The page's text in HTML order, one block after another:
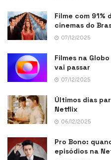
Filme com 91%
cinemas do
07/12/2025
Filmes na
vai passar
07/12/2025
Últimos dias
Netflix
06/12/2025
Pro Bono:
episódios na